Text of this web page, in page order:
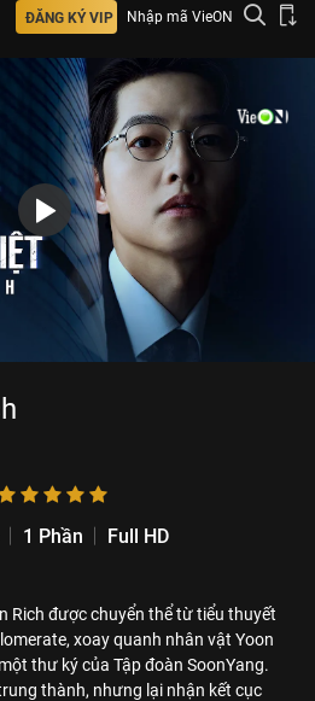
ĐĂNG KÝ VIP Nhập mã VieON
1 Phần
Full HD
Rich được chuyển thể từ tiểu thuyết
xoay quanh nhân vật Yoon
thư ký của Tập đoàn SoonYang.
thành, nhưng lại nhận kết cục